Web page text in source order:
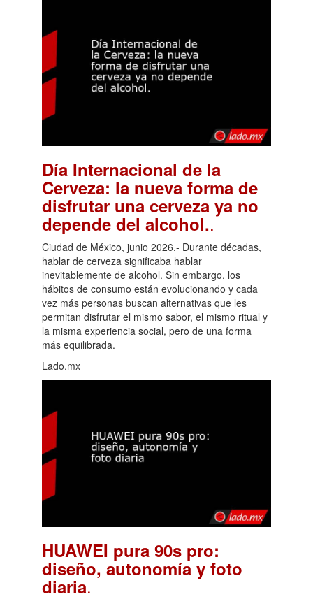
Día Internacional de la
Cerveza: la nueva forma de
disfrutar una cerveza ya no
depende del alcohol..
Ciudad de México, junio 2026.- Durante décadas,
hablar de cerveza significaba hablar
inevitablemente de alcohol. Sin embargo, los
hábitos de consumo están evolucionando y cada
vez más personas buscan alternativas que les
permitan disfrutar el mismo sabor, el mismo ritual y
la misma experiencia social, pero de una forma
más equilibrada.
Lado.mx
HUAWEI pura 90s pro:
diseño, autonomía y foto
diaria.